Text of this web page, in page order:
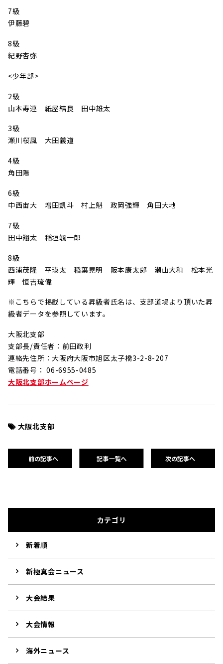
7級
伊藤碧
8級
紀野杏弥
<少年部>
2級
山本寿連 紙屋結良 田中雄太
3級
瀬川桜風 大田義道
4級
角田陽
6級
中西宙大 増田凱斗 村上魁 政岡強輝 角田大地
7級
田中翔太 稲垣颯一郎
8級
西浦茂隆 平瑛太 稲葉晃明 阪本康太郎 瀬山大和 松本光
輝 恒吉琉偉
※こちらで掲載している昇級者氏名は、支部道場より頂いた昇
級者データを参照しています。
大阪北支部
支部長/責任者：前田政利
連絡先住所：大阪府大阪市旭区太子橋3-2-8-207
電話番号： 06-6955-0485
大阪北支部ホームページ
大阪北支部
前の記事へ 記事一覧へ 次の記事へ
カテゴリ
新着順
新極真会ニュース
大会結果
大会情報
海外ニュース